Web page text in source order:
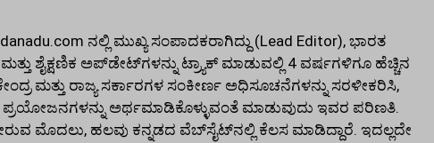
ನಲ್ಲಿ ಮುಖ್ಯ ಸಂಪಾದಕರಾಗಿದ್ದು (Lead Editor), ಭಾರತ
ಶೈಕ್ಷಣಿಕ ಅಪ್‌ಡೇಟ್‌ಗಳನ್ನು ಟ್ರ್ಯಾಕ್ ಮಾಡುವಲ್ಲಿ 4 ವರ್ಷಗಳಿಗೂ ಹೆಚ್ಚಿನ
ಮತ್ತು ರಾಜ್ಯ ಸರ್ಕಾರಗಳ ಸಂಕೀರ್ಣ ಅಧಿಸೂಚನೆಗಳನ್ನು ಸರಳೀಕರಿಸಿ,
ಅರ್ಥಮಾಡಿಕೊಳ್ಳುವಂತೆ ಮಾಡುವುದು ಇವರ ಪರಿಣತಿ.
ಮೊದಲು, ಹಲವು ಕನ್ನಡದ ವೆಬ್‌ಸೈಟ್‌ನಲ್ಲಿ ಕೆಲಸ ಮಾಡಿದ್ದಾರೆ. ಇದಲ್ಲದೇ